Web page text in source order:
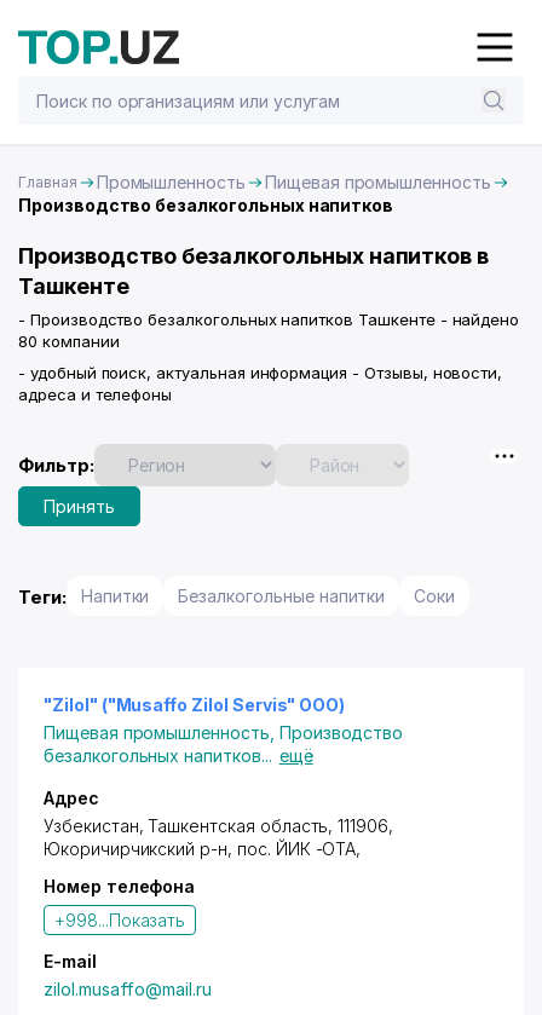
Главная Промышленность
Пищевая промышленность
Производство безалкогольных напитков
Производство безалкогольных напитков в
Ташкенте
- Производство безалкогольных напитков Ташкенте - найдено
80 компании
- удобный поиск, актуальная информация - Отзывы, новости,
адреса и телефоны
Фильтр:
Принять
Теги: Напитки Безалкогольные напитки Соки
"Zilol" ("Musaffo Zilol Servis" OOO)
Пищевая промышленность Производство
безалкогольных напитков... ещё
Адрес
Узбекистан, Ташкентская область, 111906,
Юкоричирчикский р-н, пос. ЙИК -ОТА,
Номер телефона
+998...Показать
E-mail
zilol.musaffo@mail.ru